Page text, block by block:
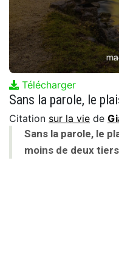
Télécharger
Citation sur la vie de
Sans la parole, le
moins de deux